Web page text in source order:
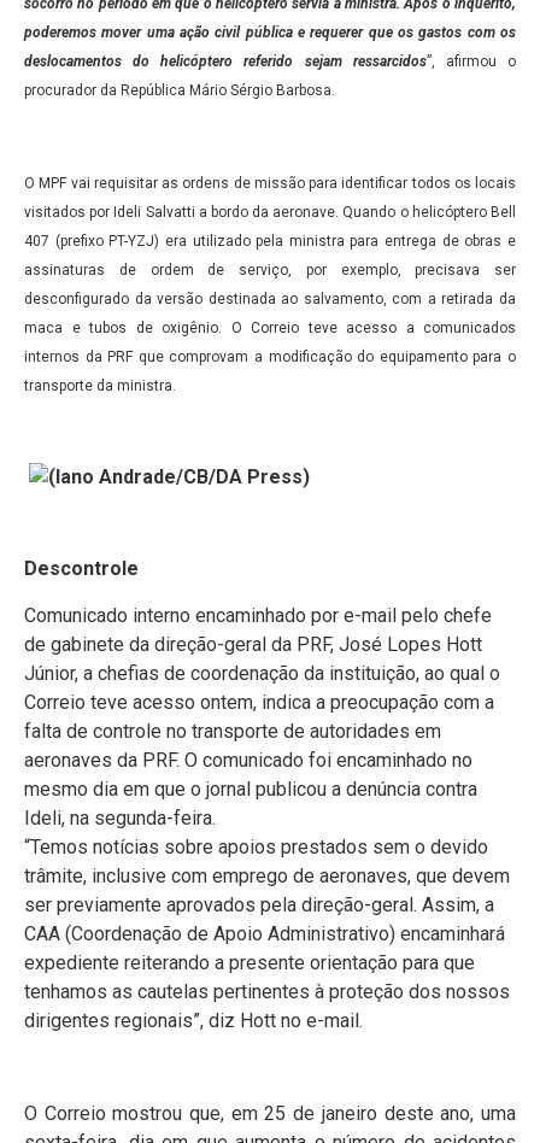
socorro no período em que o helicóptero servia à ministra. Após o inquérito,
poderemos mover uma ação civil pública e requerer que os gastos com os
deslocamentos do helicóptero referido sejam ressarcidos”, afirmou o
procurador da República Mário Sérgio Barbosa.
O MPF vai requisitar as ordens de missão para identificar todos os locais
visitados por Ideli Salvatti a bordo da aeronave. Quando o helicóptero Bell
407 (prefixo PT-YZJ) era utilizado pela ministra para entrega de obras e
assinaturas de ordem de serviço, por exemplo, precisava ser
desconfigurado da versão destinada ao salvamento, com a retirada da
maca e tubos de oxigênio. O Correio teve acesso a comunicados
internos da PRF que comprovam a modificação do equipamento para o
transporte da ministra.
Descontrole
Comunicado interno encaminhado por e-mail pelo chefe
de gabinete da direção-geral da PRF, José Lopes Hott
Júnior, a chefias de coordenação da instituição, ao qual o
Correio teve acesso ontem, indica a preocupação com a
falta de controle no transporte de autoridades em
aeronaves da PRF. O comunicado foi encaminhado no
mesmo dia em que o jornal publicou a denúncia contra
Ideli, na segunda-feira.
“Temos notícias sobre apoios prestados sem o devido
trâmite, inclusive com emprego de aeronaves, que devem
ser previamente aprovados pela direção-geral. Assim, a
CAA (Coordenação de Apoio Administrativo) encaminhará
expediente reiterando a presente orientação para que
tenhamos as cautelas pertinentes à proteção dos nossos
dirigentes regionais”, diz Hott no e-mail.
O Correio mostrou que, em 25 de janeiro deste ano, uma